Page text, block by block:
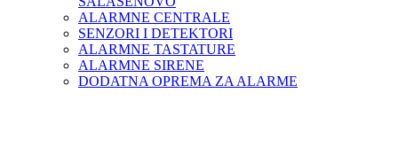
ALARMNE CENTRALE
SENZORI I DETEKTORI
ALARMNE TASTATURE
ALARMNE SIRENE
DODATNA OPREMA ZA ALARME